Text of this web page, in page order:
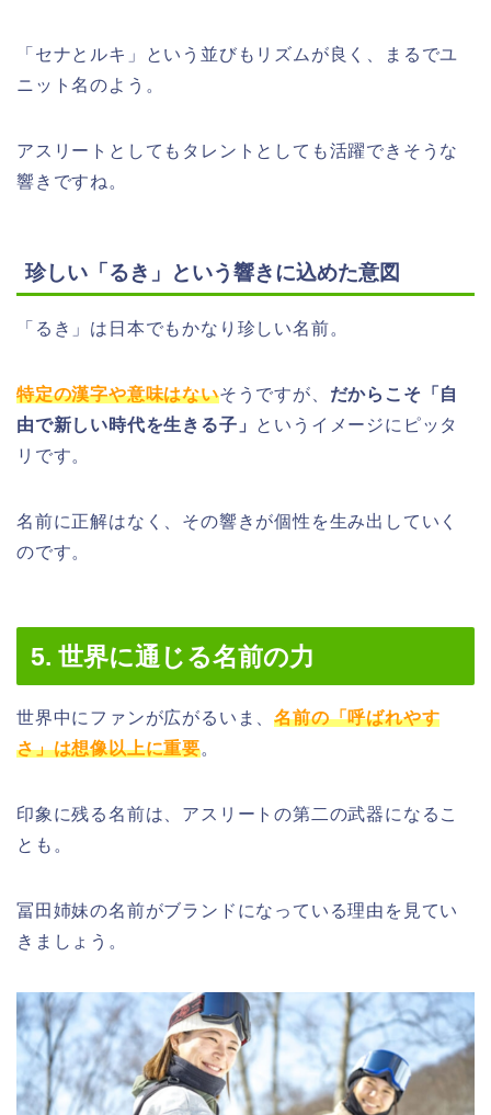
「セナとルキ」という並びもリズムが良く、まるでユ
ニット名のよう。
アスリートとしてもタレントとしても活躍できそうな
響きですね。
珍しい「るき」という響きに込めた意図
「るき」は日本でもかなり珍しい名前。
特定の漢字や意味はないそうですが、 だからこそ「自
由で新しい時代を生きる子」 というイメージにピッタ
リです。
名前に正解はなく、その響きが個性を生み出していく
のです。
5. 世界に通じる名前の力
世界中にファンが広がるいま、名前の「呼ばれやす
さ」は想像以上に重要。
印象に残る名前は、アスリートの第二の武器になるこ
とも。
冨田姉妹の名前がブランドになっている理由を見てい
きましょう。